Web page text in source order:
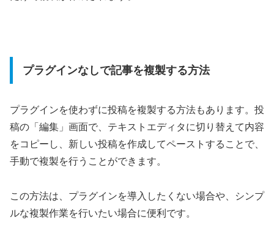
プラグインなしで記事を複製する方法
プラグインを使わずに投稿を複製する方法もあります。投
稿の「編集」画面で、テキストエディタに切り替えて内容
をコピーし、新しい投稿を作成してペーストすることで、
手動で複製を行うことができます。
この方法は、プラグインを導入したくない場合や、シンプ
ルな複製作業を行いたい場合に便利です。